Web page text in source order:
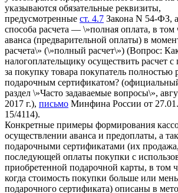
указываются обязательные реквизиты,
предусмотренные ст. 4.7 Закона N 54-ФЗ,
способа расчета — \»полная оплата, в том
аванса (предварительной оплаты) в
расчета\» (\»полный расчет\») (Вопрос:
налогоплательщику осуществить расчет с
за покупку товара покупатель полностью
подарочным сертификатом?
раздел \»Часто задаваемые вопросы\»,
2017 г.), письмо Минфина России от
15/4114).
Конкретные примеры формирования
осуществлении аванса и предоплаты, а
подарочными сертификатами (их
последующей оплаты покупки с
приобретенной подарочной карты, в том
когда стоимость покупки больше или
подарочного сертификата) описаны в